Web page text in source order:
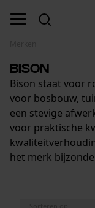
Bison
Bison staat voor
voor bosbouw,
een stevige
voor praktische
het merk